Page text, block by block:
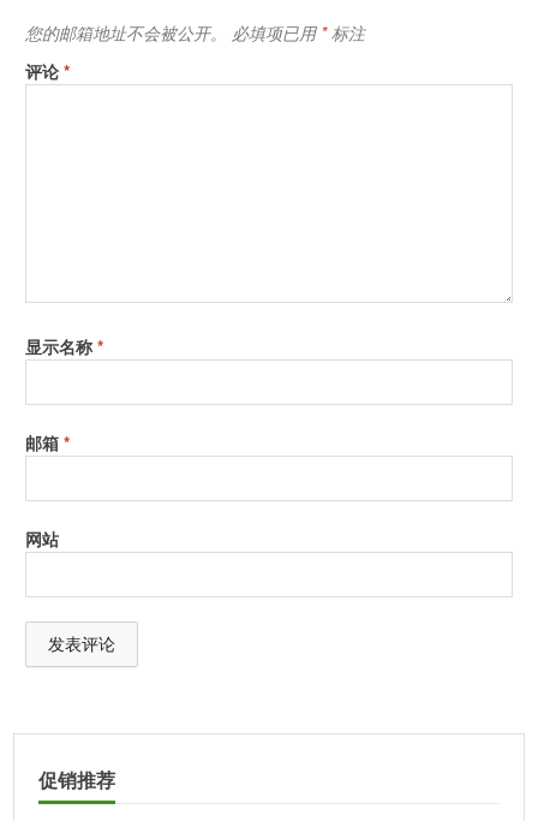
您的邮箱地址不会被公开。 必填项已用 *标注
评论*
显示名称*
邮箱*
网站
l
促销推荐